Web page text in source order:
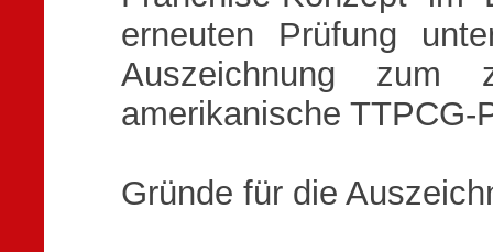
erneuten Prüfung
Auszeichnung
amerikanische TTPCG-
Gründe für die